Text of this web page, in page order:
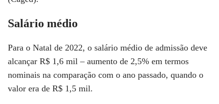
Salário médio
Para o Natal de 2022, o salário médio de admissão deve
alcançar R$ 1,6 mil – aumento de 2,5% em termos
nominais na comparação com o ano passado, quando o
valor era de R$ 1,5 mil.